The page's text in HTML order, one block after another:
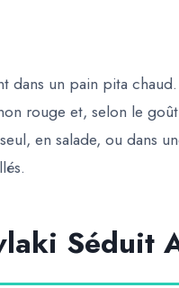
dans un pain pita
rouge et, selon le
en salade, ou dans
Séduit